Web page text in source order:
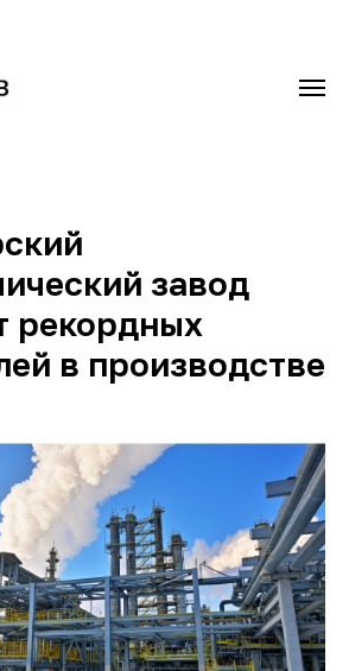
завод
рекордных
в производстве